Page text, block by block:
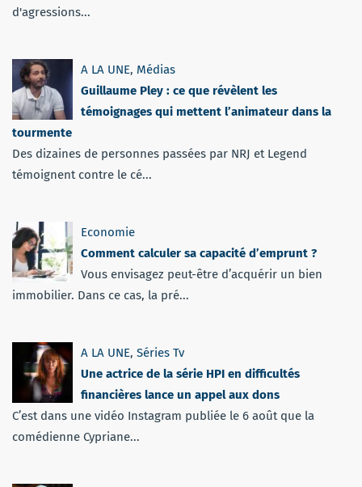
d'agressions...
A LA UNE, Médias
Guillaume Pley : ce que révèlent les
témoignages qui mettent l’animateur dans la
tourmente
Des dizaines de personnes passées par NRJ et Legend
témoignent contre le cé...
Economie
Comment calculer sa capacité d’emprunt ?
Vous envisagez peut-être d’acquérir un bien
immobilier. Dans ce cas, la pré...
A LA UNE, Séries Tv
Une actrice de la série HPI en difficultés
financières lance un appel aux dons
C’est dans une vidéo Instagram publiée le 6 août que la
comédienne Cypriane...